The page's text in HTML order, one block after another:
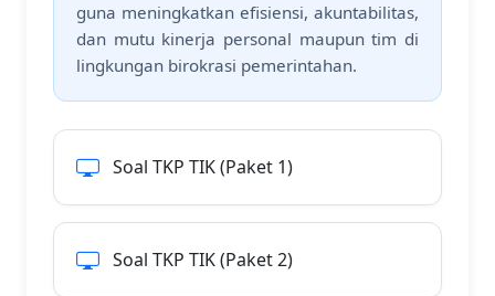
guna meningkatkan efisiensi, akuntabilitas,
dan mutu kinerja personal maupun tim di
lingkungan birokrasi pemerintahan.
Soal TKP TIK (Paket 1)
Soal TKP TIK (Paket 2)